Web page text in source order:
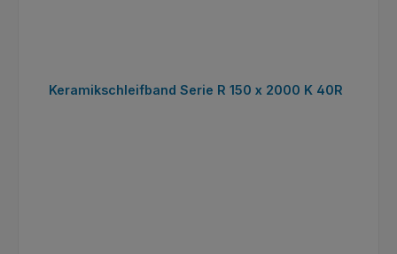
Keramikschleifband Serie R 150 x 2000 K 40R